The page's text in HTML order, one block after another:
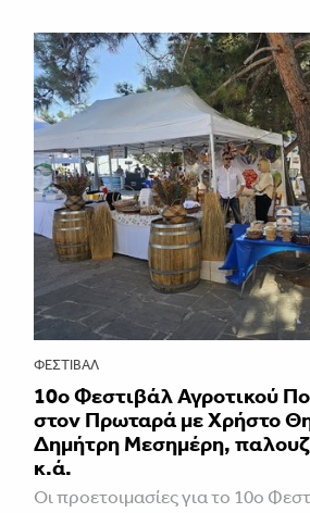
ΦΕΣΤΙΒΑΛ
10ο Φεστιβάλ Αγροτικού
στον Πρωταρά με Χρήστο
Δημήτρη Μεσημέρη,
κ.ά.
Οι προετοιμασίες για το 10ο